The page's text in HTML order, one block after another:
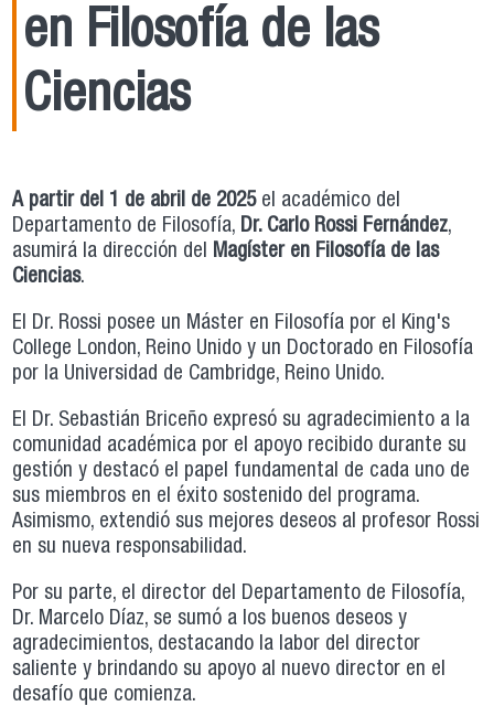
en Filosofía de las
Ciencias
A partir del 1 de abril de 2025el académico del
Departamento de Filosofía, Dr. Carlo Rossi Fernández,
asumirá la dirección del
Magíster en Filosofía de las
Ciencias.
El Dr. Rossi posee un Máster en Filosofía por el King's
College London, Reino Unido y un Doctorado en Filosofía
por la Universidad de Cambridge, Reino Unido.
El Dr. Sebastián Briceño expresó su agradecimiento a la
comunidad académica por el apoyo recibido durante su
gestión y destacó el papel fundamental de cada uno de
sus miembros en el éxito sostenido del programa.
Asimismo, extendió sus mejores deseos al profesor Rossi
en su nueva responsabilidad.
Por su parte, el director del Departamento de Filosofía,
Dr. Marcelo Díaz, se sumó a los buenos deseos y
agradecimientos, destacando la labor del director
saliente y brindando su apoyo al nuevo director en el
desafío que comienza.